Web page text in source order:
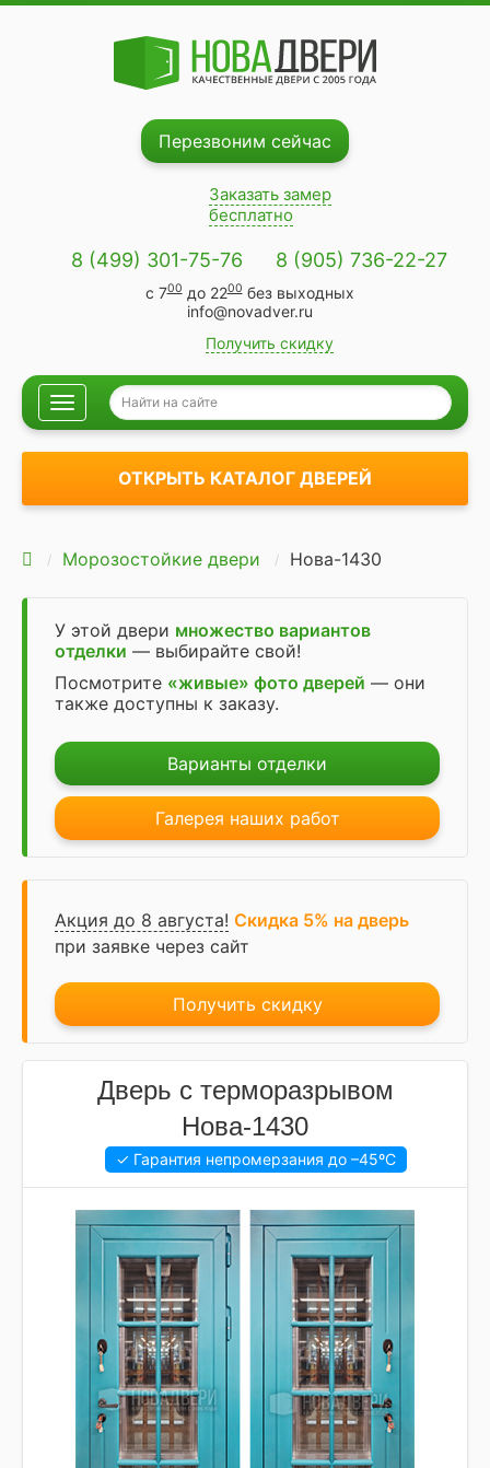
Перезвоним сейчас
Заказать замер
бесплатно
8 (499) 301-75-76 8 (905) 736-22-27
с 700до 2200без выходных
info@novadver.ru
Получить скидку
Навигация
ОТКРЫТЬ КАТАЛОГ ДВЕРЕЙ
Морозостойкие двери Нова-1430
У этой двери множество вариантов
отделки — выбирайте свой!
Посмотрите «живые» фото дверей — они
также доступны к заказу.
Варианты отделки
Галерея наших работ
Акция до 8 августа! Скидка 5% на дверь
при заявке через сайт
Получить скидку
Дверь с терморазрывом
Нова-1430
✓ Гарантия непромерзания до –45ºC